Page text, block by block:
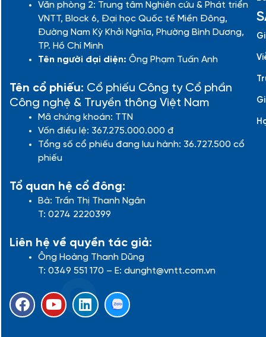
Văn phòng 2: Trung tâm Nghiên cứu & Phát triển
VNTT, Block 6, Đại học Quốc tế Miền Đông,
Đường Nam Kỳ Khởi Nghĩa, Phường Bình Dương,
TP. Hồ Chí Minh
Tên người đại diện: Ông Phạm Tuấn Anh
Tên cổ phiếu: Cổ phiếu Công ty Cổ phần
Công nghệ & Truyền thông Việt Nam
Mã chứng khoán: TTN
Vốn điều lệ: 367.275.000.000 đ
Tổng số cổ phiếu đang lưu hành: 36.727.500 cổ
phiếu
Tổ quan hệ cổ đông:
Bà: Trần Thị Thanh Ngân
T: 0274 2220399
Liên hệ về quyền tác giả:
Ông Hoàng Thanh Dũng
T: 0349 551 170 – E: dunght@vntt.com.vn
F
a
Y
o
L
i